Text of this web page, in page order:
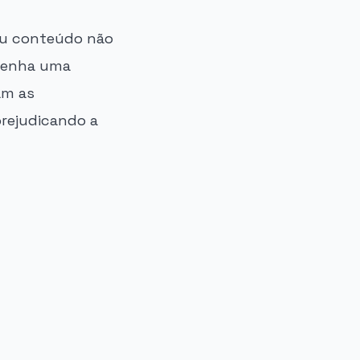
conteúdo não
uma
as
a